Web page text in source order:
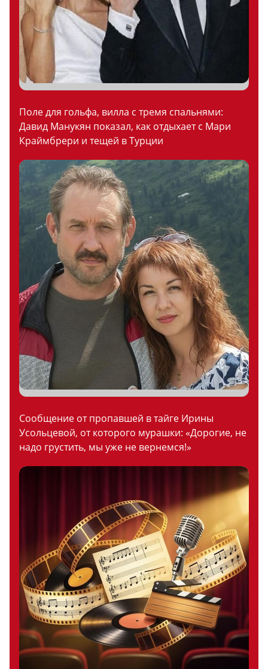
Поле для гольфа, вилла с тремя спальнями:
Давид Манукян показал, как отдыхает с Мари
Краймбрери и тещей в Турции
Сообщение от пропавшей в тайге Ирины
Усольцевой, от которого мурашки: «Дорогие, не
надо грустить, мы уже не вернемся!»